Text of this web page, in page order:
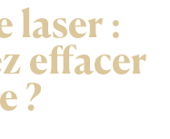
laser :
effacer
?